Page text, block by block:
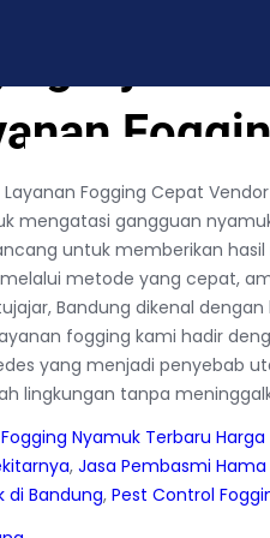
Fogging Cepat
mengatasi gangguan
untuk memberikan
metode yang cepat,
Bandung dikenal
fogging kami hadir
yang menjadi penyebab
lingkungan tanpa
Nyamuk Terbaru
, Jasa Pembasmi
di Bandung, Pest Control